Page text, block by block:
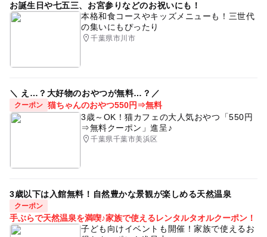
お誕生日や七五三、お宮参りなどのお祝いにも！
本格和食コースやキッズメニューも！三世代
の集いにもぴったり
千葉県市川市
＼ え…？大好物のおやつが無料…？／
クーポン 猫ちゃんのおやつ550円⇒無料
3歳～OK！猫カフェの大人気おやつ「550円
⇒無料クーポン」進呈♪
千葉県千葉市美浜区
3歳以下は入館無料！自然豊かな景観が楽しめる天然温泉
クーポン
手ぶらで天然温泉を満喫♪家族で使えるレンタルタオルクーポン！
子ども向けイベントも開催！家族で使えるお